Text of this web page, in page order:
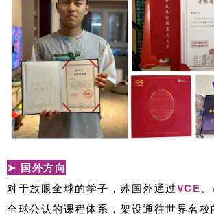
➤ 国外方向
对于放眼全球的学子，苏国外通过VCE
全球公认的课程体系，架设通往世界名校